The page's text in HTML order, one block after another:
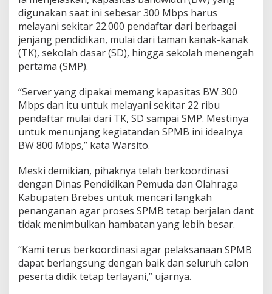
digunakan saat ini sebesar 300 Mbps harus
melayani sekitar 22.000 pendaftar dari berbagai
jenjang pendidikan, mulai dari taman kanak-kanak
(TK), sekolah dasar (SD), hingga sekolah menengah
pertama (SMP).
“Server yang dipakai memang kapasitas BW 300
Mbps dan itu untuk melayani sekitar 22 ribu
pendaftar mulai dari TK, SD sampai SMP. Mestinya
untuk menunjang kegiatandan SPMB ini idealnya
BW 800 Mbps,” kata Warsito.
Meski demikian, pihaknya telah berkoordinasi
dengan Dinas Pendidikan Pemuda dan Olahraga
Kabupaten Brebes untuk mencari langkah
penanganan agar proses SPMB tetap berjalan dant
tidak menimbulkan hambatan yang lebih besar.
“Kami terus berkoordinasi agar pelaksanaan SPMB
dapat berlangsung dengan baik dan seluruh calon
peserta didik tetap terlayani,” ujarnya.